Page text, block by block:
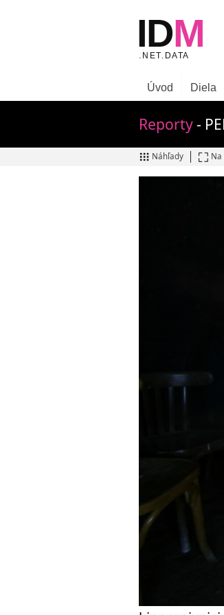
Úvod Diela
Reporty-
Náhľady Na